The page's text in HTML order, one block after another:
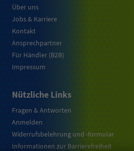
Über uns
Jobs & Karriere
Kontakt
Ansprechpartner
Für Händler (B2B)
Impressum
Nützliche Links
Fragen & Antworten
Anmelden
Widerrufsbelehrung und -formular
Informationen zur Barrierefreiheit